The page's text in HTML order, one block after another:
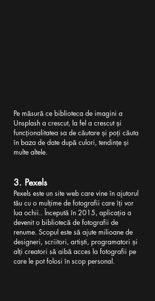
Pe măsură ce biblioteca de imagini a
Unsplash a crescut, la fel a crescut și
funcționalitatea sa de căutare și poți căuta
în baza de date după culori, tendințe și
multe altele.
3. Pexels
Pexels este un site web care vine în ajutorul
tău cu o mulțime de fotografii care îți vor
lua ochii.. Începută în 2015, aplicația a
devenit o bibliotecă de fotografii de
renume. Scopul este să ajute milioane de
designeri, scriitori, artiști, programatori și
alți creatori să aibă acces la fotografii pe
care le pot folosi în scop personal.